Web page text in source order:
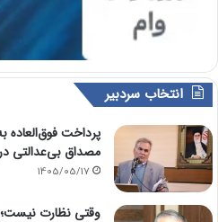
انتخاب سردبیر
پرداخت
مصداق بی‌عدالتی
1405/05/17
وقتی نظارت